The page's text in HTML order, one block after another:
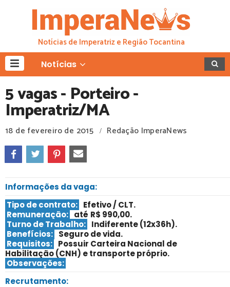
Notícias de Imperatriz e Região Tocantina
Notícias
5 vagas - Porteiro -
Imperatriz/MA
18 de fevereiro de 2015 / Redação ImperaNews
Informações da vaga:
Tipo de contrato: Efetivo / CLT.
Remuneração: até R$ 990,00.
Turno de Trabalho: Indiferente (12x36h).
Benefícios: Seguro de vida.
Requisitos: Possuir Carteira Nacional de
Habilitação (CNH) e transporte próprio.
Observações:
Recrutamento: